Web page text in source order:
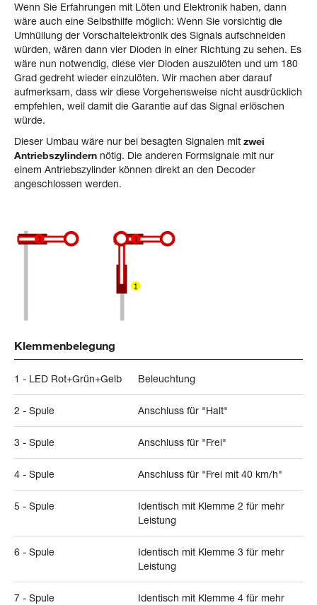
Wenn Sie Erfahrungen mit Löten und Elektronik haben, dann
wäre auch eine Selbsthilfe möglich: Wenn Sie vorsichtig die
Umhüllung der Vorschaltelektronik des Signals aufschneiden
würden, wären dann vier Dioden in einer Richtung zu sehen. Es
wäre nun notwendig, diese vier Dioden auszulöten und um 180
Grad gedreht wieder einzulöten. Wir machen aber darauf
aufmerksam, dass wir diese Vorgehensweise nicht ausdrücklich
empfehlen, weil damit die Garantie auf das Signal erlöschen
würde.
Dieser Umbau wäre nur bei besagten Signalen mit zwei
Antriebszylindern nötig. Die anderen Formsignale mit nur
einem Antriebszylinder können direkt an den Decoder
angeschlossen werden.
Klemmenbelegung
1 - LED Rot+Grün+Gelb Beleuchtung
2 - Spule Anschluss für "Halt"
3 - Spule Anschluss für "Frei"
4 - Spule Anschluss für "Frei mit 40 km/h"
5 - Spule
Identisch mit Klemme 2 für mehr
Leistung
6 - Spule
Identisch mit Klemme 3 für mehr
Leistung
7 - Spule
Identisch mit Klemme 4 für mehr